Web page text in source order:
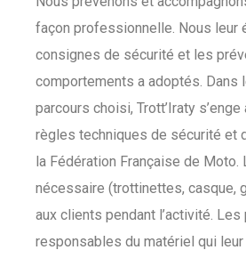
façon professionnelle. Nous leur
consignes de sécurité et les
comportements a adoptés. Dans
parcours choisi, Trott’Iraty
règles techniques de sécurité et
la Fédération Française de Moto.
nécessaire (trottinettes, casque,
aux clients pendant l’activité.
responsables du matériel qui